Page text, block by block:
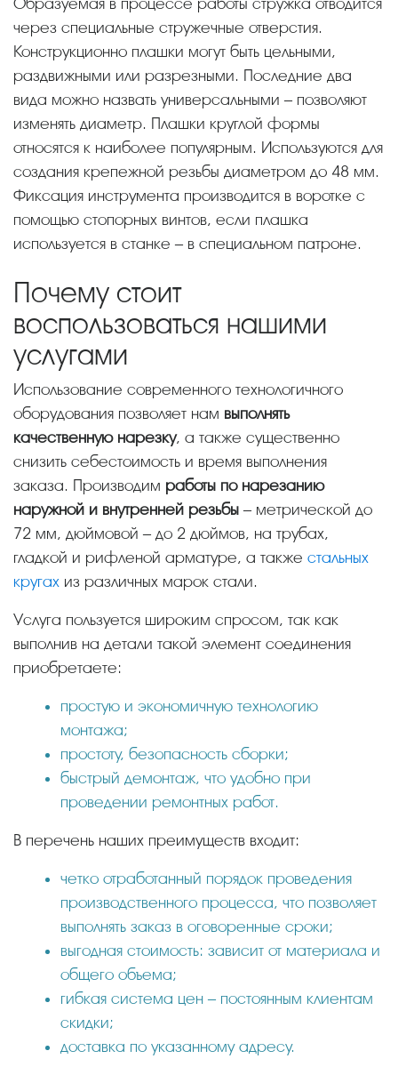
через специальные стружечные отверстия.
Конструкционно плашки могут быть цельными,
раздвижными или разрезными. Последние два
вида можно назвать универсальными – позволяют
изменять диаметр. Плашки круглой формы
относятся к наиболее популярным. Используются для
создания крепежной резьбы диаметром до 48 мм.
Фиксация инструмента производится в воротке с
помощью стопорных винтов, если плашка
используется в станке – в специальном патроне.
Почему стоит
воспользоваться нашими
услугами
Использование современного технологичного
оборудования позволяет нам выполнять
качественную нарезку, а также существенно
снизить себестоимость и время выполнения
заказа. Производим работы по нарезанию
наружной и внутренней резьбы – метрической до
72 мм, дюймовой – до 2 дюймов, на трубах,
гладкой и рифленой арматуре, а также стальных
кругах из различных марок стали.
Услуга пользуется широким спросом, так как
выполнив на детали такой элемент соединения
приобретаете:
простую и экономичную технологию
монтажа;
простоту, безопасность сборки;
быстрый демонтаж, что удобно при
проведении ремонтных работ.
В перечень наших преимуществ входит:
четко отработанный порядок проведения
производственного процесса, что позволяет
выполнять заказ в оговоренные сроки;
выгодная стоимость: зависит от материала и
общего объема;
гибкая система цен – постоянным клиентам
скидки;
доставка по указанному адресу.